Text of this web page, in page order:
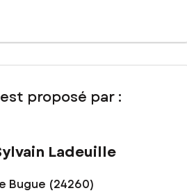
SAFTI : Sylvain LADEUILLE, Tél. :
sylvain.ladeuille@safti.fr - EI - Agent
au RSAC de Bergerac sous le
proposé par :
Ladeuille
Bugue (24260)